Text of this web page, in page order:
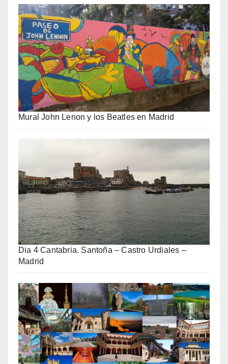
Mural John Lenon y los Beatles en Madrid
Dia 4 Cantabria. Santoña – Castro Urdiales –
Madrid